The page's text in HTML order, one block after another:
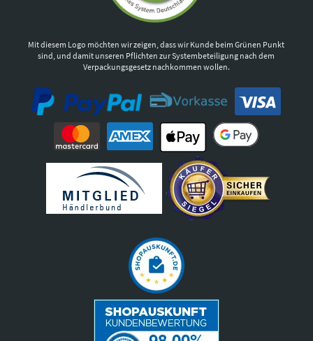
Mit diesem Logo möchten wir zeigen, dass wir Kunde beim Grünen Punkt
sind, und damit unseren Pflichten zur Systembeteiligung nach dem
Verpackungsgesetz nachkommen wollen.